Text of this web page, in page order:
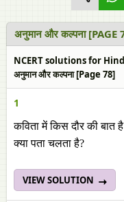
अनुमान और कल्पना [PAGE
NCERT solutions for Hindi
अनुमान और कल्पना [Page 78]
1
कविता में किस दौर की
क्या पता चलता है?
VIEW SOLUTION